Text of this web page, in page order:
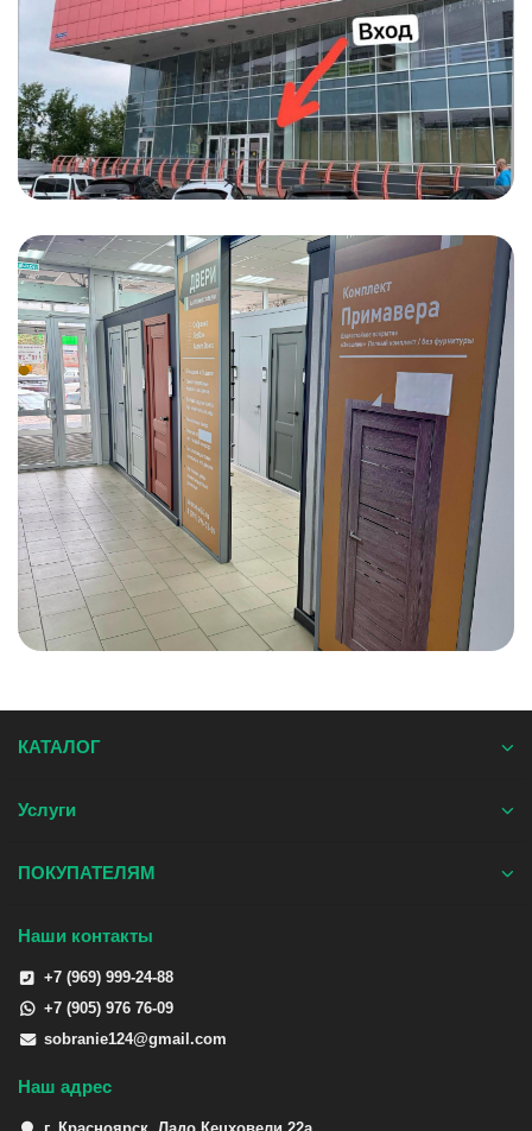
КАТАЛОГ
Услуги
ПОКУПАТЕЛЯМ
Наши контакты
+7 (969) 999-24-88
+7 (905) 976 76-09
sobranie124@gmail.com
Наш адрес